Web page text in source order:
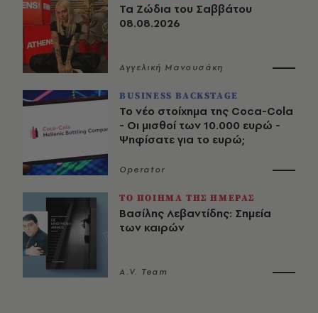
Τα Ζώδια του Σαββάτου
08.08.2026
Αγγελική Μανουσάκη
BUSINESS BACKSTAGE
Το νέο στοίχημα της Coca-Cola
- Οι μισθοί των 10.000 ευρώ -
Ψηφίσατε για το ευρώ;
Operator
ΤΟ ΠΟΙΗΜΑ ΤΗΣ ΗΜΕΡΑΣ
Βασίλης Λεβαντίδης: Σημεία
των καιρών
A.V. Team